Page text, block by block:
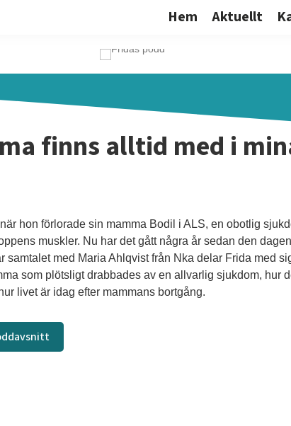
Hem Aktuellt
finns alltid med i
hon förlorade sin mamma Bodil i ALS, en obotlig
muskler. Nu har det gått några år sedan den
samtalet med Maria Ahlqvist från Nka delar Frida med
som plötsligt drabbades av en allvarlig sjukdom, hur
livet är idag efter mammans bortgång.